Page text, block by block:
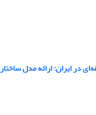
در ایران: ارائه مدل